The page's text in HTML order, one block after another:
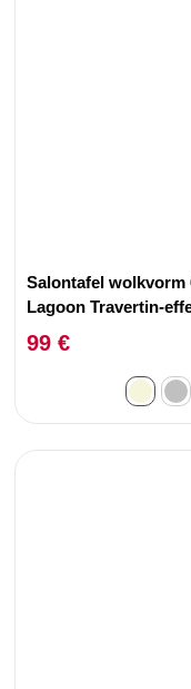
Salontafel wolkvorm
Lagoon Travertin-
99 €